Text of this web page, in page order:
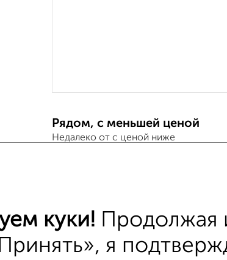
Рядом, с меньшей ценой
Недалеко от с ценой ниже
не первый этаж не
Вторичное жилье в
куки! Продолжая
я